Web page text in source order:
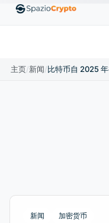
EthereumETHUS$1,880.58
主页/新闻/
新闻 加密货币